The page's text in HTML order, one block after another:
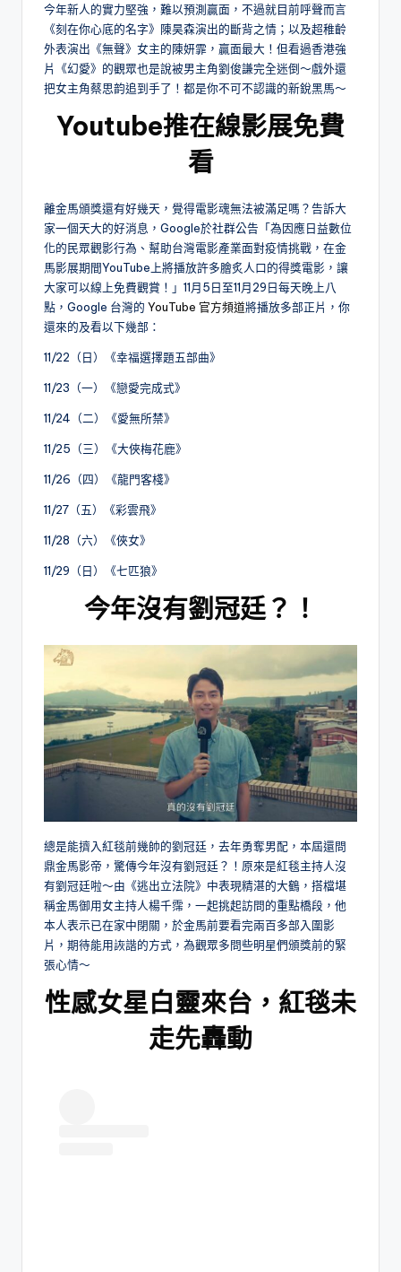
今年新人的實力堅強，難以預測贏面，不過就目前呼聲而言
《刻在你心底的名字》陳昊森演出的斷背之情；以及超稚齡
外表演出《無聲》女主的陳妍霏，贏面最大！但看過香港強
片《幻愛》的觀眾也是說被男主角劉俊謙完全迷倒～戲外還
把女主角蔡思韵追到手了！都是你不可不認識的新銳黑馬～
Youtube推在線影展免費
看
離金馬頒獎還有好幾天，覺得電影魂無法被滿足嗎？告訴大
家一個天大的好消息，Google於社群公告「為因應日益數位
化的民眾觀影行為、幫助台灣電影產業面對疫情挑戰，在金
馬影展期間YouTube上將播放許多膾炙人口的得獎電影，讓
大家可以線上免費觀賞！」11月5日至11月29日每天晚上八
點，Google 台灣的 YouTube 官方頻道將播放多部正片，你
還來的及看以下幾部：
11/22（日）《幸福選擇題五部曲》
11/23（一）《戀愛完成式》
11/24（二）《愛無所禁》
11/25（三）《大俠梅花鹿》
11/26（四）《龍門客棧》
11/27（五）《彩雲飛》
11/28（六）《俠女》
11/29（日）《七匹狼》
今年沒有劉冠廷？！
總是能擠入紅毯前幾帥的劉冠廷，去年勇奪男配，本屆還問
鼎金馬影帝，驚傳今年沒有劉冠廷？！原來是紅毯主持人沒
有劉冠廷啦～由《逃出立法院》中表現精湛的大鶴，搭檔堪
稱金馬御用女主持人楊千霈，一起挑起訪問的重點橋段，他
本人表示已在家中閉關，於金馬前要看完兩百多部入圍影
片，期待能用詼諧的方式，為觀眾多問些明星們頒獎前的緊
張心情～
性感女星白靈來台，紅毯未
走先轟動